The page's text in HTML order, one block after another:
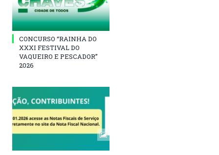
CONCURSO “RAINHA DO
XXXI FESTIVAL DO
VAQUEIRO E PESCADOR”
2026